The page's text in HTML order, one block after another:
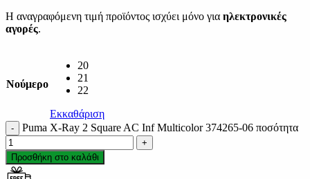
Η αναγραφόμενη τιμή προϊόντος ισχύει μόνο για ηλεκτρονικές
αγορές.
Νούμερο
20
21
22
Εκκαθάριση
Puma X-Ray 2 Square AC Inf Multicolor 374265-06 ποσότητα
Προσθήκη στο καλάθι